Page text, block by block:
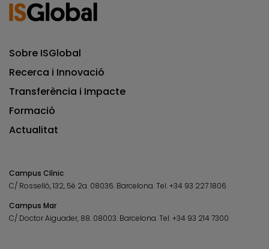
Sobre ISGlobal
Recerca i Innovació
Transferència i Impacte
Formació
Actualitat
Campus Clínic
C/ Rosselló, 132, 5è 2a. 08036. Barcelona.Tel.+34 93 227 1806
Campus Mar
C/ Doctor Aiguader, 88. 08003. Barcelona.Tel.+34 93 214 7300